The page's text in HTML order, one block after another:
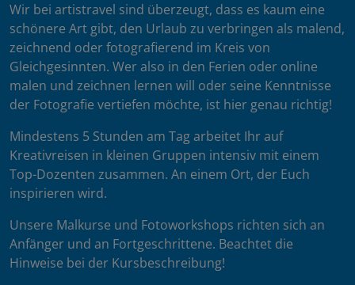
Wir bei artistravel sind überzeugt, dass es kaum eine
schönere Art gibt, den Urlaub zu verbringen als malend,
zeichnend oder fotografierend im Kreis von
Gleichgesinnten. Wer also in den Ferien oder online
malen und zeichnen lernen will oder seine Kenntnisse
der Fotografie vertiefen möchte, ist hier genau richtig!
Mindestens 5 Stunden am Tag arbeitet Ihr auf
Kreativreisen in kleinen Gruppen intensiv mit einem
Top-Dozenten zusammen. An einem Ort, der Euch
inspirieren wird.
Unsere Malkurse und Fotoworkshops richten sich an
Anfänger und an Fortgeschrittene. Beachtet die
Hinweise bei der Kursbeschreibung!